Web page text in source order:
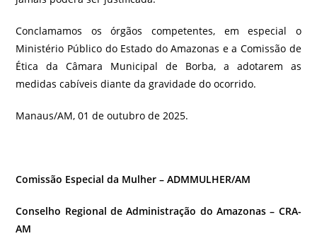
Conclamamos os órgãos competentes, em especial o
Ministério Público do Estado do Amazonas e a Comissão de
Ética da Câmara Municipal de Borba, a adotarem as
medidas cabíveis diante da gravidade do ocorrido.
Manaus/AM, 01 de outubro de 2025.
Comissão Especial da Mulher – ADMMULHER/AM
Conselho Regional de Administração do Amazonas – CRA-
AM